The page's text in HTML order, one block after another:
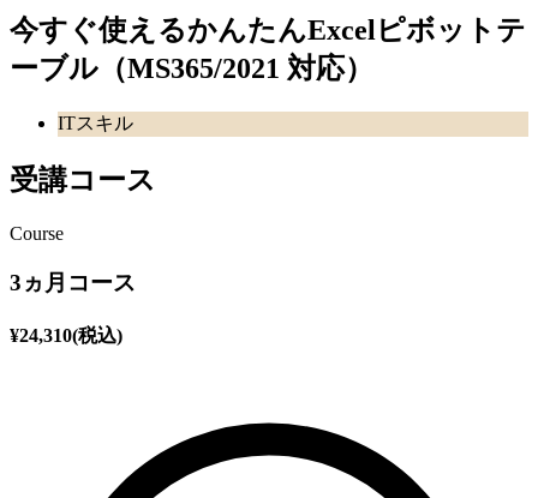
今すぐ使えるかんたんExcelピボットテ
ーブル（MS365/2021 対応）
ITスキル
受講コース
Course
3ヵ月コース
¥24,310(税込)